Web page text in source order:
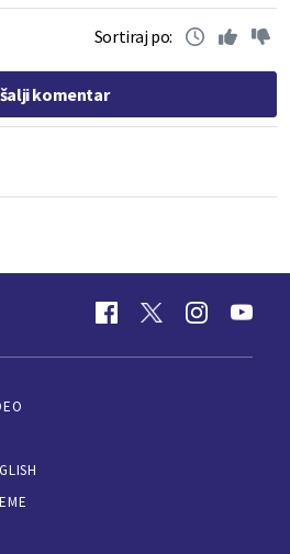
Sortiraj po:
komentar